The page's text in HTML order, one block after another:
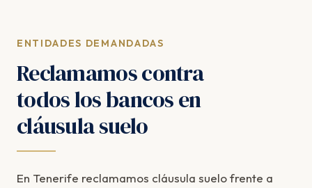
ENTIDADES DEMANDADAS
Reclamamos contra
todos los bancos en
cláusula suelo
En Tenerife reclamamos cláusula suelo frente a